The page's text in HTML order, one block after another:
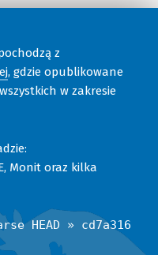
z
, gdzie opublikowane
w zakresie
Monit oraz kilka
HEAD » cd7a316